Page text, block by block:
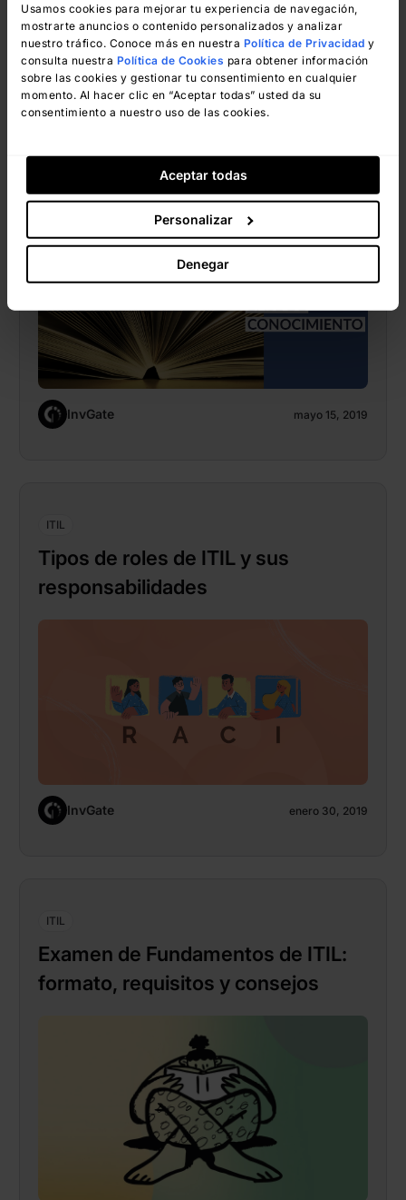
Usamos cookies para mejorar tu experiencia de navegación,
mostrarte anuncios o contenido personalizados y analizar
nuestro tráfico. Conoce más en nuestra Política de Privacidad y
consulta nuestra Política de Cookies para obtener información
sobre las cookies y gestionar tu consentimiento en cualquier
momento. Al hacer clic en “Aceptar todas” usted da su
consentimiento a nuestro uso de las cookies.
Aceptar todas
Personalizar
Denegar
InvGate agosto 7, 2019
ITIL
10 Consejos para Mejorar tu Base
de Conocimiento
InvGate mayo 15, 2019
ITIL
Tipos de roles de ITIL y sus
responsabilidades
InvGate enero 30, 2019
ITIL
Examen de Fundamentos de ITIL:
formato, requisitos y consejos